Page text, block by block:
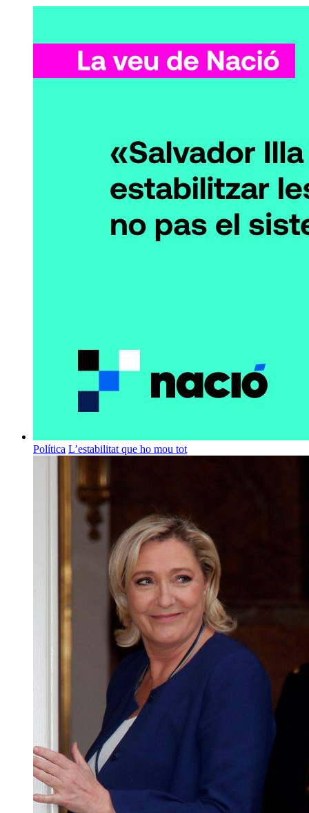
Política L’estabilitat que ho mou tot